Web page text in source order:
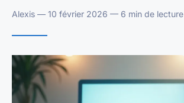
Alexis — 10 février 2026 — 6 min de lecture